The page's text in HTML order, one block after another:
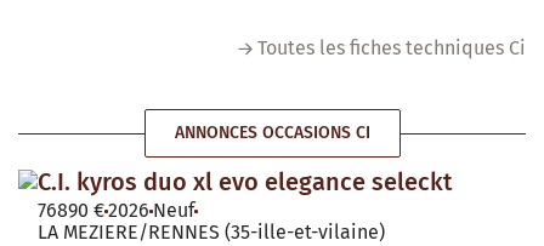
Toutes les fiches techniques Ci
ANNONCES OCCASIONS CI
C.I. kyros duo xl evo elegance seleckt
76890 €2026 Neuf
LA MEZIERE/RENNES (35-ille-et-vilaine)